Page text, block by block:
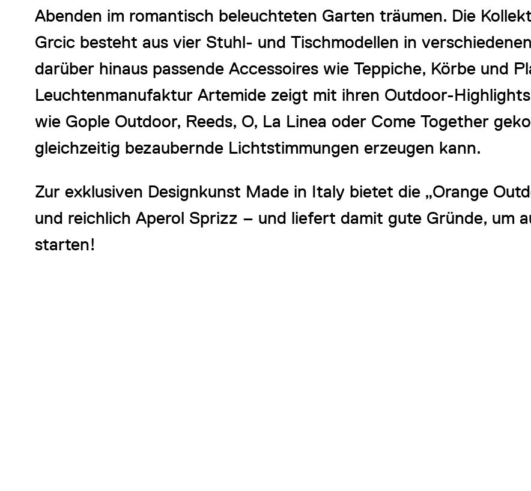
Abenden im romantisch beleuchteten Garten träumen. Die
Grcic besteht aus vier Stuhl- und Tischmodellen in
darüber hinaus passende Accessoires wie Teppiche, Körbe und
Leuchtenmanufaktur Artemide zeigt mit ihren Outdoor-
wie Gople Outdoor, Reeds, O, La Linea oder Come Together
gleichzeitig bezaubernde Lichtstimmungen erzeugen kann.
Zur exklusiven Designkunst Made in Italy bietet die „Orange
und reichlich Aperol Sprizz – und liefert damit gute Gründe, um
starten!